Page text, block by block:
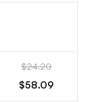
$24.20
$58.09